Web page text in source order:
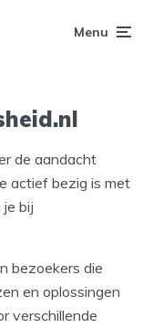
Menu
de aandacht
actief bezig is met
bij
bezoekers die
en oplossingen
verschillende